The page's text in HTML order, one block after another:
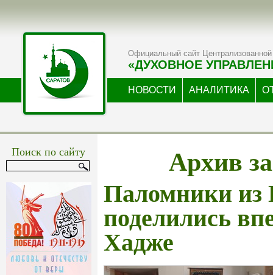
Официальный сайт Централизованной
«ДУХОВНОЕ
НОВОСТИ АНАЛИТИКА
Поиск по сайту Архив
Паломники из
поделились
Хадже